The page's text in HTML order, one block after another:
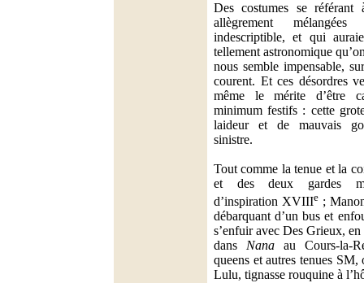
Des costumes se référant
allègrement
indescriptible, et qui
tellement astronomique
nous semble impensable,
courent. Et ces désordres
même le mérite d’être
minimum festifs : cette
laideur et de mauvais
sinistre.
Tout comme la tenue et la
et des deux gardes
d’inspiration XVIIIe;
débarquant d’un bus et
s’enfuir avec Des Grieux,
dans Nana au Cours-la-
queens et autres tenues
Lulu, tignasse rouquine à